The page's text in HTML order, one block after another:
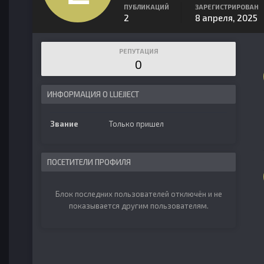
ПУБЛИКАЦИЙ
2
ЗАРЕГИСТРИРОВАН
8 апреля, 2025
РЕПУТАЦИЯ
0
ИНФОРМАЦИЯ О LLIEJIECT
Звание Только пришел
ПОСЕТИТЕЛИ ПРОФИЛЯ
Блок последних пользователей отключён и не
показывается другим пользователям.